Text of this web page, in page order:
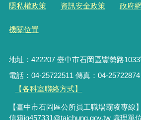
隱私權政策 資訊安全政策 政府
機關位置
地址：422207 臺中市石岡區豐勢路
電話：04-25722511 傳真：04-
【各科室聯絡方式】
【臺中市石岡區公所員工職場霸凌專線
信箱jg457331@taichung.gov.tw 處理單